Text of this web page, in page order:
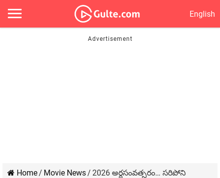
English
Home/ Movie News/ 2026 అర్ధసంవత్సరం… సరిపోని